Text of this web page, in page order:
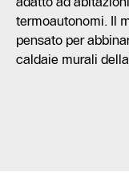
termoautonomi. Il
pensato per
caldaie murali